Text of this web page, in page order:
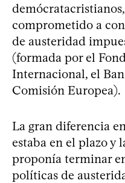
comprometido a
de austeridad
(formada por el
Internacional, el
Comisión Europea).
La gran diferencia
estaba en el plazo y
proponía terminar
políticas de